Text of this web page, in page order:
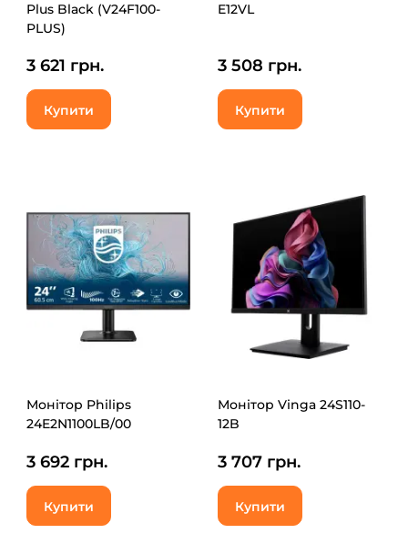
Plus Black (V24F100-
PLUS)
3 621 грн.
Купити
E12VL
3 508 грн.
Купити
Монітор Philips
24E2N1100LB/00
3 692 грн.
Купити
Монітор Vinga 24S110-
12B
3 707 грн.
Купити